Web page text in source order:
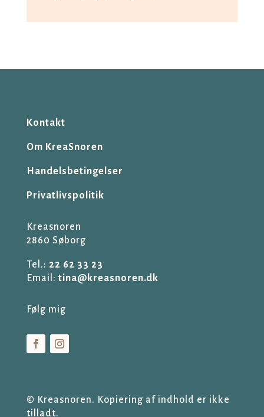
Kontakt
Om KreaSnoren
Handelsbetingelser
Privatlivspolitik
Kreasnoren
2860 Søborg
Tel.: 22 62 33 23
Email: tina@kreasnoren.dk
Følg mig
© Kreasnoren. Kopiering af indhold er ikke
tilladt.